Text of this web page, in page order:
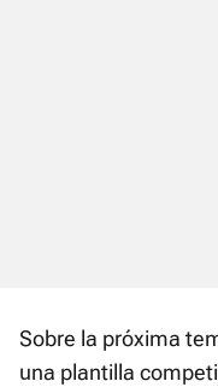
Sobre la próxima
una plantilla